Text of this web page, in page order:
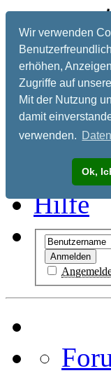
Wir verwenden
erhöhen,
Zugriffe auf
Mit der Nutzung
damit
verwenden.
Ok,
Hilfe